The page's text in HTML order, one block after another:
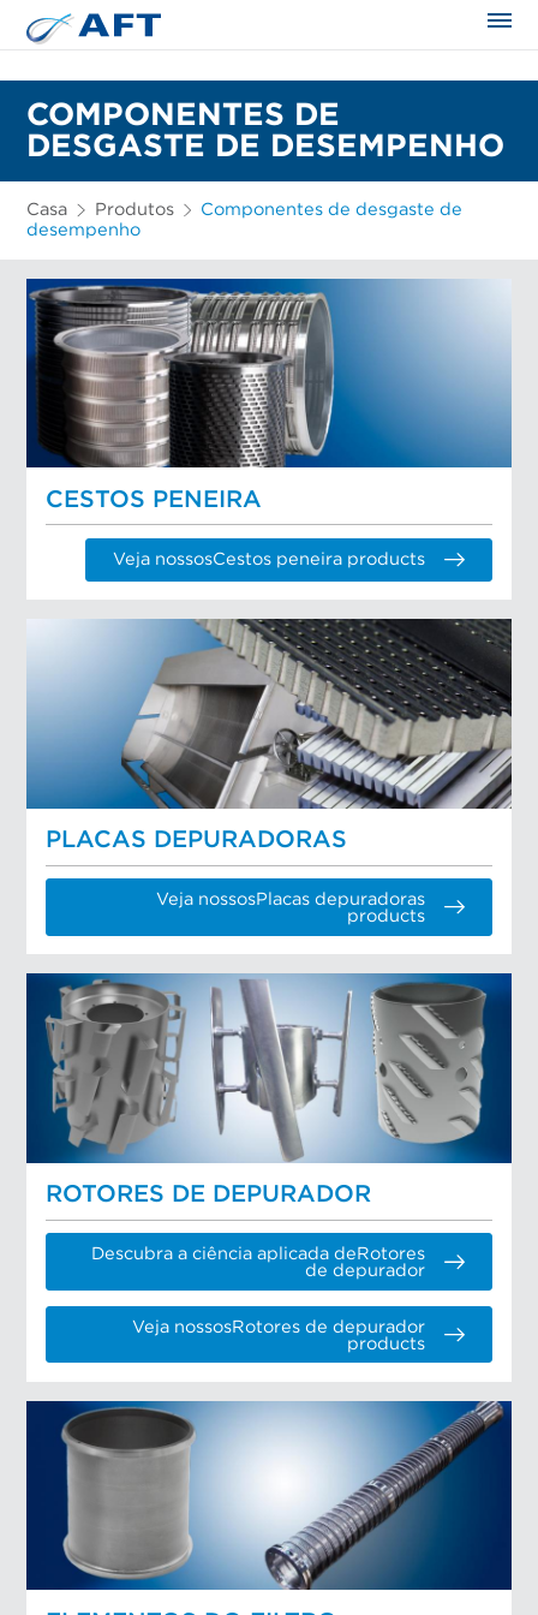
COMPONENTES DE
DESGASTE DE DESEMPENHO
Casa Produtos
Componentes de desgaste de
desempenho
CESTOS PENEIRA
Veja nossosCestos peneira products
PLACAS DEPURADORAS
Veja nossosPlacas depuradoras
products
ROTORES DE DEPURADOR
Descubra a ciência aplicada deRotores
de depurador
Veja nossosRotores de depurador
products